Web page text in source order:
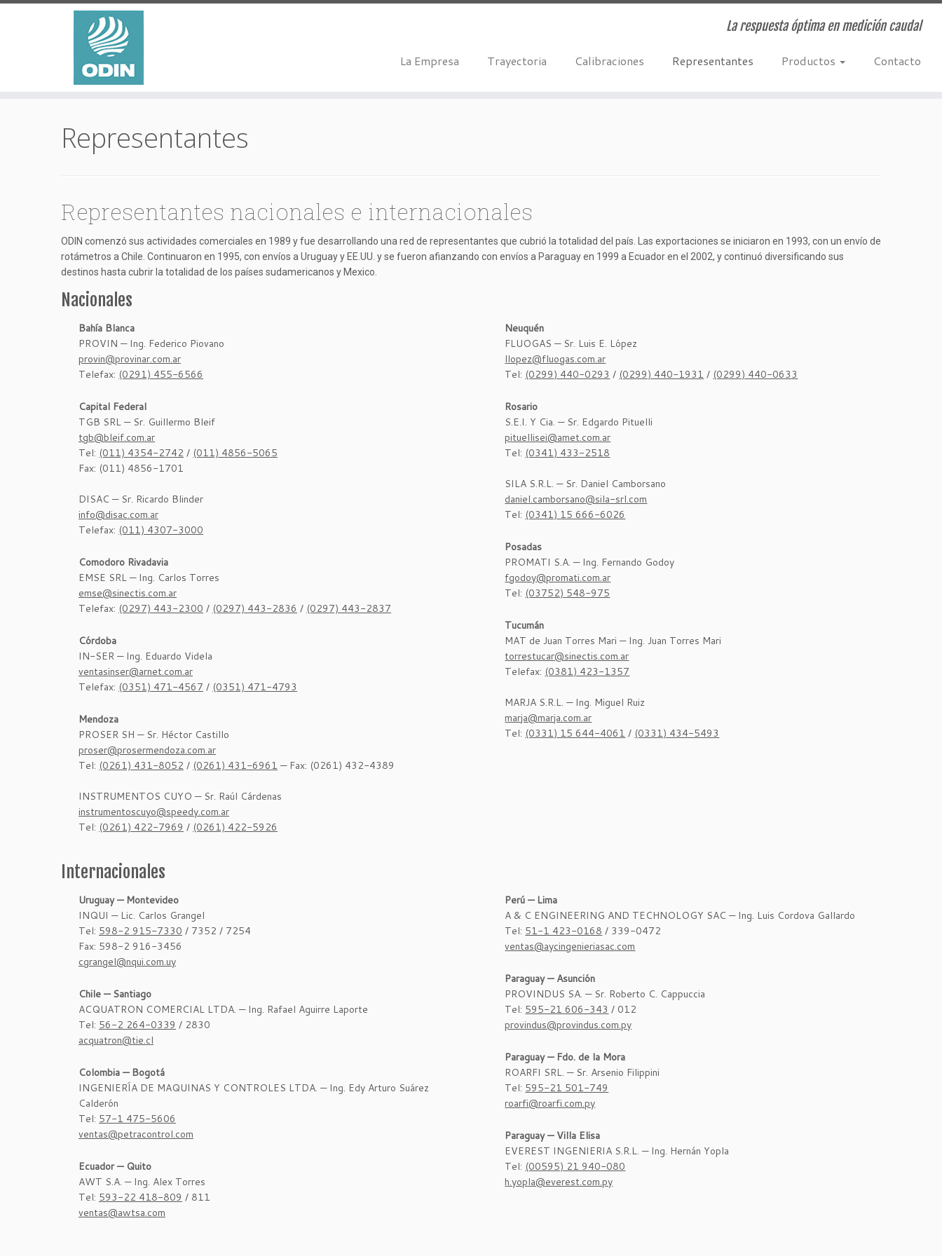
La respuesta óptima en medición caudal
La Empresa Trayectoria Calibraciones Representantes Productos Contacto
Representantes
Representantes nacionales e internacionales
ODIN comenzó sus actividades comerciales en 1989 y fue desarrollando una red de representantes que cubrió la totalidad del país. Las exportaciones se iniciaron en 1993, con un envío de
rotámetros a Chile. Continuaron en 1995, con envíos a Uruguay y EE.UU. y se fueron afianzando con envíos a Paraguay en 1999 a Ecuador en el 2002, y continuó diversificando sus
destinos hasta cubrir la totalidad de los países sudamericanos y Mexico.
Nacionales
Bahía Blanca
PROVIN — Ing. Federico Piovano
provin@provinar.com.ar
Telefax: (0291) 455-6566
Capital Federal
TGB SRL — Sr. Guillermo Bleif
tgb@bleif.com.ar
Tel: (011) 4354-2742 / (011) 4856-5065
Fax: (011) 4856-1701
DISAC — Sr. Ricardo Blinder
info@disac.com.ar
Telefax: (011) 4307-3000
Comodoro Rivadavia
EMSE SRL — Ing. Carlos Torres
emse@sinectis.com.ar
Telefax: (0297) 443-2300 / (0297) 443-2836 / (0297) 443-2837
Córdoba
IN-SER — Ing. Eduardo Videla
ventasinser@arnet.com.ar
Telefax: (0351) 471-4567 / (0351) 471-4793
Mendoza
PROSER SH — Sr. Héctor Castillo
proser@prosermendoza.com.ar
Tel: (0261) 431-8052 / (0261) 431-6961 — Fax: (0261) 432-4389
INSTRUMENTOS CUYO — Sr. Raúl Cárdenas
instrumentoscuyo@speedy.com.ar
Tel: (0261) 422-7969 / (0261) 422-5926
Neuquén
FLUOGAS — Sr. Luis E. López
llopez@fluogas.com.ar
Tel: (0299) 440-0293 / (0299) 440-1931 / (0299) 440-0633
Rosario
S.E.I. Y Cia. — Sr. Edgardo Pituelli
pituellisei@amet.com.ar
Tel: (0341) 433-2518
SILA S.R.L. — Sr. Daniel Camborsano
daniel.camborsano@sila-srl.com
Tel: (0341) 15 666-6026
Posadas
PROMATI S.A. — Ing. Fernando Godoy
fgodoy@promati.com.ar
Tel: (03752) 548-975
Tucumán
MAT de Juan Torres Mari — Ing. Juan Torres Mari
torrestucar@sinectis.com.ar
Telefax: (0381) 423-1357
MARJA S.R.L. — Ing. Miguel Ruiz
marja@marja.com.ar
Tel: (0331) 15 644-4061 / (0331) 434-5493
Internacionales
Uruguay — Montevideo
INQUI — Lic. Carlos Grangel
Tel: 598-2 915-7330 / 7352 / 7254
Fax: 598-2 916-3456
cgrangel@nqui.com.uy
Chile — Santiago
ACQUATRON COMERCIAL LTDA. — Ing. Rafael Aguirre Laporte
Tel: 56-2 264-0339 / 2830
acquatron@tie.cl
Colombia — Bogotá
INGENIERÍA DE MAQUINAS Y CONTROLES LTDA. — Ing. Edy Arturo Suárez
Calderón
Tel: 57-1 475-5606
ventas@petracontrol.com
Ecuador — Quito
AWT S.A. — Ing. Alex Torres
Tel: 593-22 418-809 / 811
ventas@awtsa.com
Perú — Lima
A & C ENGINEERING AND TECHNOLOGY SAC — Ing. Luis Cordova Gallardo
Tel: 51-1 423-0168 / 339-0472
ventas@aycingenieriasac.com
Paraguay — Asunción
PROVINDUS SA. — Sr. Roberto C. Cappuccia
Tel: 595-21 606-343 / 012
provindus@provindus.com.py
Paraguay — Fdo. de la Mora
ROARFI SRL. — Sr. Arsenio Filippini
Tel: 595-21 501-749
roarfi@roarfi.com.py
Paraguay — Villa Elisa
EVEREST INGENIERIA S.R.L. — Ing. Hernán Yopla
Tel: (00595) 21 940-080
h.yopla@everest.com.py